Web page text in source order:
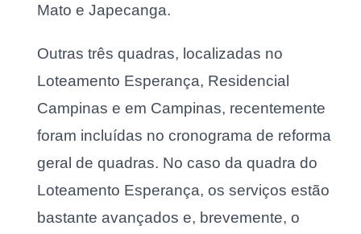
Mato e Japecanga.
Outras três quadras, localizadas no
Loteamento Esperança, Residencial
Campinas e em Campinas, recentemente
foram incluídas no cronograma de reforma
geral de quadras. No caso da quadra do
Loteamento Esperança, os serviços estão
bastante avançados e, brevemente, o